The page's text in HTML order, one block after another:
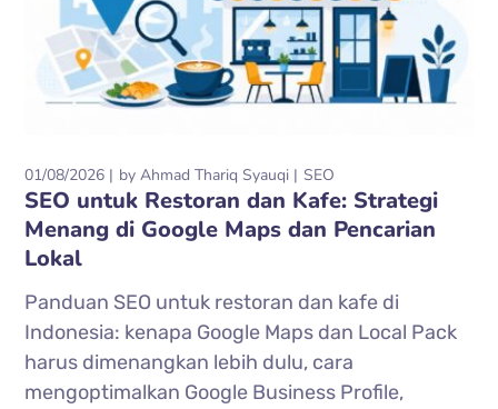
01/08/2026 byAhmad Thariq Syauqi SEO
SEO untuk Restoran dan Kafe: Strategi
Menang di Google Maps dan Pencarian
Lokal
Panduan SEO untuk restoran dan kafe di
Indonesia: kenapa Google Maps dan Local Pack
harus dimenangkan lebih dulu, cara
mengoptimalkan Google Business Profile,